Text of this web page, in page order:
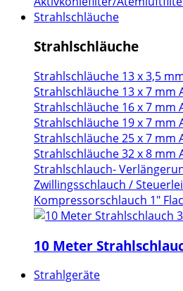
Strahlschläuche
Strahlschläuche
Strahlschläuche 13 x 3,5
Strahlschläuche 13 x 7 mm
Strahlschläuche 16 x 7 mm
Strahlschläuche 19 x 7 mm
Strahlschläuche 25 x 7 mm
Strahlschläuche 32 x 8 mm
Strahlschlauch-
Zwillingsschlauch /
Kompressorschlauch 1"
10 Meter
Strahlgeräte